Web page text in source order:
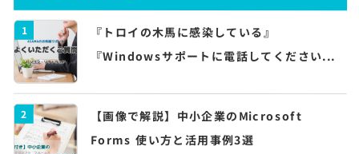
1 『トロイの木馬に感染している』
『Windowsサポートに電話してください...
2 【画像で解説】中小企業のMicrosoft
Forms 使い方と活用事例3選